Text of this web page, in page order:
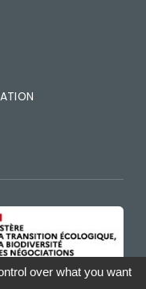
over what you want